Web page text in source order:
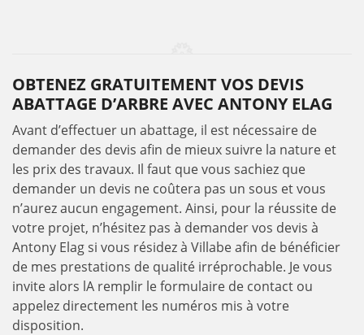
OBTENEZ GRATUITEMENT VOS DEVIS
ABATTAGE D’ARBRE AVEC ANTONY ELAG
Avant d’effectuer un abattage, il est nécessaire de
demander des devis afin de mieux suivre la nature et
les prix des travaux. Il faut que vous sachiez que
demander un devis ne coûtera pas un sous et vous
n’aurez aucun engagement. Ainsi, pour la réussite de
votre projet, n’hésitez pas à demander vos devis à
Antony Elag si vous résidez à Villabe afin de bénéficier
de mes prestations de qualité irréprochable. Je vous
invite alors lA remplir le formulaire de contact ou
appelez directement les numéros mis à votre
disposition.